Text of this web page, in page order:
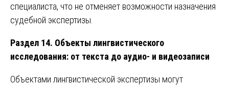
специалиста, что не отменяет возможности назначения
судебной экспертизы.
Раздел 14. Объекты лингвистического
исследования: от текста до аудио- и видеозаписи
Объектами лингвистической экспертизы могут